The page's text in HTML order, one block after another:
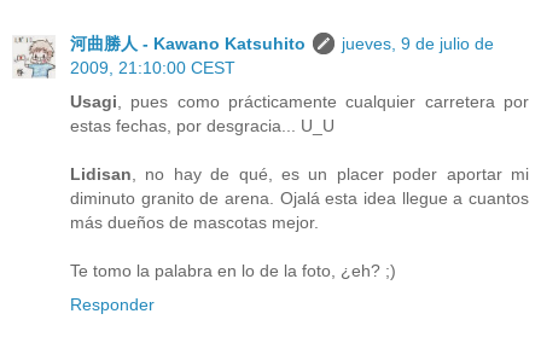
河曲勝人 - Kawano Katsuhito
jueves, 9 de julio de
2009, 21:10:00 CEST
Usagi , pues como prácticamente cualquier carretera por
estas fechas, por desgracia... U_U
Lidisan , no hay de qué, es un placer poder aportar mi
diminuto granito de arena. Ojalá esta idea llegue a cuantos
más dueños de mascotas mejor.
Te tomo la palabra en lo de la foto, ¿eh? ;)
Responder